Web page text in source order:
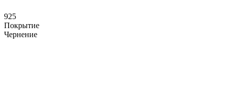
925
Покрытие
Чернение